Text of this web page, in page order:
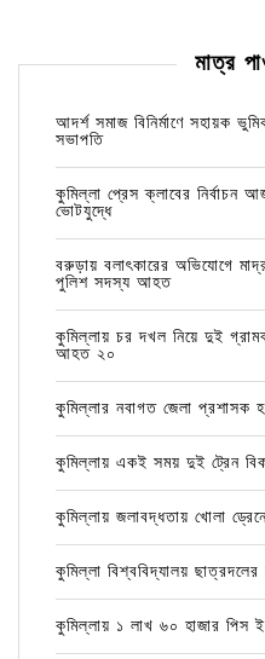
মাত্র
আদর্শ সমাজ বিনির্মাণে সহায়ক
সভাপতি
কুমিল্লা প্রেস ক্লাবের নির্বাচন
ভোটযুদ্ধে
বরুড়ায় বলাৎকারের অভিযোগে
পুলিশ সদস্য আহত
কুমিল্লায় চর দখল নিয়ে দুই
আহত ২০
কুমিল্লার নবাগত জেলা প্রশাসক
কুমিল্লায় একই সময় দুই ট্রেন
কুমিল্লায় জলাবদ্ধতায় খোলা
কুমিল্লা বিশ্ববিদ্যালয়
কুমিল্লায় ১ লাখ ৬০ হাজার পিস